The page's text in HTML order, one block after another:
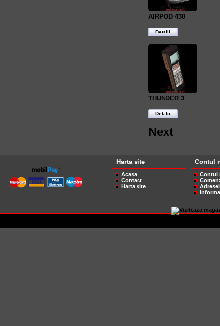
AIRPOD 430
Detalii
THUNDER 3
Detalii
Next
Harta site
Acasa
Contact
Harta site
Contul
Contul